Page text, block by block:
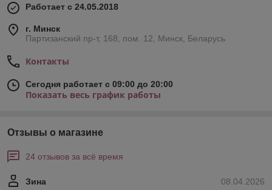
Работает с 24.05.2018
г. Минск
Партизанский пр-т, 168, пом. 12, Минск, Беларусь
Контакты
Сегодня работает с 09:00 до 20:00
Показать весь график работы
Отзывы о магазине
24 отзывов за всё время
08.04.2026
Зина